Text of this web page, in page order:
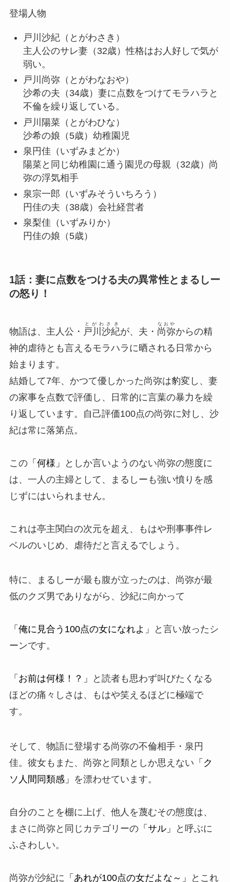
登場人物
戸川沙紀（とがわさき）
主人公のサレ妻（32歳）性格はお人好しで気が
弱い。
戸川尚弥（とがわなおや）
沙希の夫（34歳）妻に点数をつけてモラハラと
不倫を繰り返している。
戸川陽菜 （とがわひな）
沙希の娘（5歳）幼稚園児
泉円佳 （いずみまどか）
陽菜と同じ幼稚園に通う園児の母親（32歳）尚
弥の浮気相手
泉宗一郎 （いずみそういちろう）
円佳の夫（38歳）会社経営者
泉梨佳 （いずみりか）
円佳の娘（5歳）
1話：妻に点数をつける夫の異常性とまるしー
の怒り！
物語は、主人公・ 戸川沙紀
とがわさき
が、夫・ 尚弥
なおや
からの精
神的虐待とも言えるモラハラに晒される日常から
始まります。
結婚して7年、かつて優しかった尚弥は豹変し、妻
の家事を点数で評価し、日常的に言葉の暴力を繰
り返しています。自己評価100点の尚弥に対し、沙
紀は常に落第点。
この「何様」
としか言いようのない尚弥の態度に
は、一人の主婦として、まるしーも強い憤りを感
じずにはいられません。
これは亭主関白の次元を超え、もはや刑事事件レ
ベルのいじめ、虐待だと言えるでしょう。
特に、まるしーが最も腹が立ったのは、尚弥が最
低のクズ男でありながら、沙紀に向かって
「俺に見合う100点の女になれよ」
と言い放ったシ
ーンです。
「お前は何様！？」
と読者も思わず叫びたくなる
ほどの痛々しさは、もはや笑えるほどに極端で
す。
そして、物語に登場する尚弥の不倫相手・泉円
佳。彼女もまた、尚弥と同類としか思えない 「ク
ソ人間同類感」 を漂わせています。
自分のことを棚に上げ、他人を蔑むその態度は、
まさに尚弥と同じカテゴリーの「サル」
と呼ぶに
ふさわしい。
尚弥が沙紀に 「あれが100点の女だよな～」
とこれ